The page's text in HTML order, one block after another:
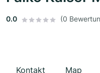
0.0 (0
Kontakt Map